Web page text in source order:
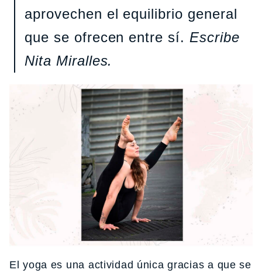
aprovechen el equilibrio general
que se ofrecen entre sí. Escribe
Nita Miralles.
El yoga es una actividad única gracias a que se